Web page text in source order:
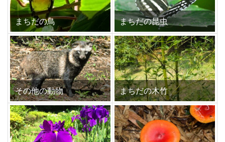
まちだの鳥 まちだの昆虫
その他の動物 まちだの木竹